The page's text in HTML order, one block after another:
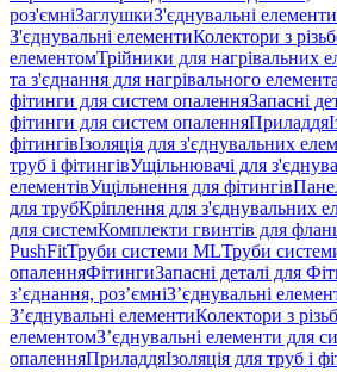
роз'ємніЗаглушкиЗ'єднувальні елементи
З'єднувальні елементиКолектори з
елементомТрійники для нагрівальних
та з'єднання для нагрівального
фітинги для систем опаленняЗапасні
фітинги для систем опаленняПриладдя
фітингівІзоляція для з'єднувальних
труб і фітингівУщільнювачі для
елементівУщільнення для фітингів
для трубКріплення для з'єднувальних
для системКомплекти гвинтів для
PushFitТруби системи MLТруби
опаленняФітингиЗапасні деталі для
з’єднання, роз’ємніЗ’єднувальні
З’єднувальні елементиКолектори з
елементомЗ’єднувальні елементи для
опаленняПриладдяІзоляція для труб і